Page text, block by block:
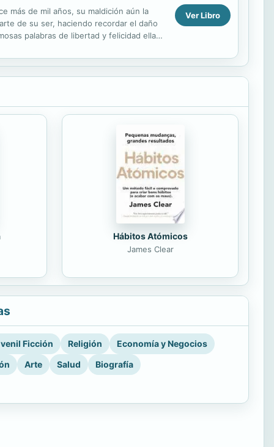
más de mil años, su maldición aún la
de su ser, haciendo recordar el daño
palabras de libertad y felicidad ella
Ver Libro
Hábitos Atómicos
James Clear
Ficción Religión
Economía y Negocios
Arte Salud Biografía